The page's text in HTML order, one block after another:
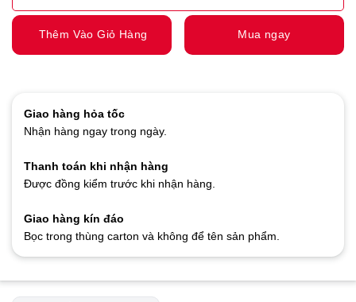
Thêm Vào Giỏ Hàng Mua ngay
Giao hàng hỏa tốc
Nhận hàng ngay trong ngày.
Thanh toán khi nhận hàng
Được đồng kiểm trước khi nhận hàng.
Giao hàng kín đáo
Bọc trong thùng carton và không để tên sản phẩm.